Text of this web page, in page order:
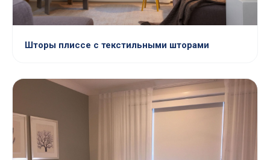
Шторы плиссе с текстильными шторами